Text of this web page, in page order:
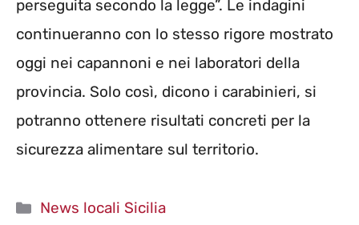
perseguita secondo la legge”. Le indagini
continueranno con lo stesso rigore mostrato
oggi nei capannoni e nei laboratori della
provincia. Solo così, dicono i carabinieri, si
potranno ottenere risultati concreti per la
sicurezza alimentare sul territorio.
Categorie
News locali Sicilia